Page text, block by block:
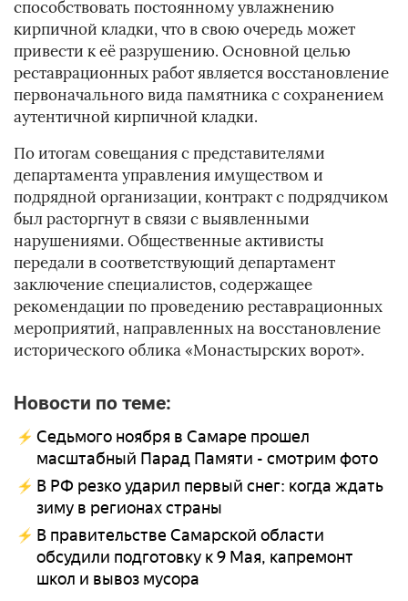
способствовать постоянному увлажнению
кирпичной кладки, что в свою очередь может
привести к её разрушению. Основной целью
реставрационных работ является восстановление
первоначального вида памятника с сохранением
аутентичной кирпичной кладки.
По итогам совещания с представителями
департамента управления имуществом и
подрядной организации, контракт с подрядчиком
был расторгнут в связи с выявленными
нарушениями. Общественные активисты
передали в соответствующий департамент
заключение специалистов, содержащее
рекомендации по проведению реставрационных
мероприятий, направленных на восстановление
исторического облика «Монастырских ворот».
Новости по теме:
Седьмого ноября в Самаре прошел
масштабный Парад Памяти - смотрим фото
В РФ резко ударил первый снег: когда ждать
зиму в регионах страны
В правительстве Самарской области
обсудили подготовку к 9 Мая, капремонт
школ и вывоз мусора